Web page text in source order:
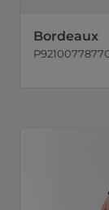
Bordeaux